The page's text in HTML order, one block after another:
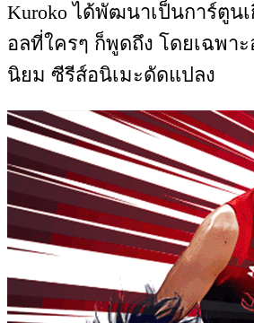
Kuroko ได้พัฒนาเป็นการ์ตูน
อลที่ใครๆ ก็พูดถึง โดยเฉพา
นิยม ซีรีส์อนิเมะดัดแปลง